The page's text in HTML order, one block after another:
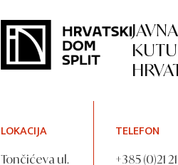
LOKACIJA
Tončićeva ul.
TELEFON
+385 (0)21